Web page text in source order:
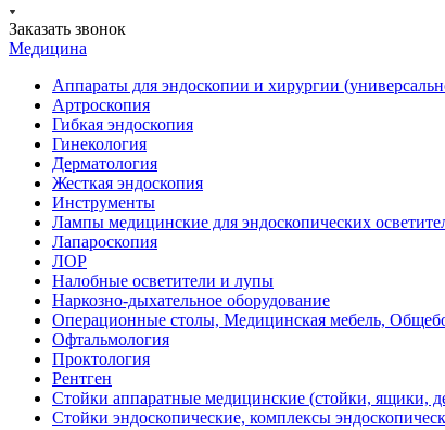
Заказать звонок
Медицина
Аппараты для эндоскопии и хирургии
Артроскопия
Гибкая эндоскопия
Гинекология
Дерматология
Жесткая эндоскопия
Инструменты
Лампы медицинские для эндоскопических
Лапароскопия
ЛОР
Налобные осветители и лупы
Наркозно-дыхательное оборудование
Операционные столы, Медицинская мебель,
Офтальмология
Проктология
Рентген
Стойки аппаратные медицинские (стойки, ящики,
Стойки эндоскопические, комплексы